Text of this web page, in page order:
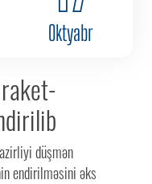
Oktyabr
düşmən
endirilməsini əks